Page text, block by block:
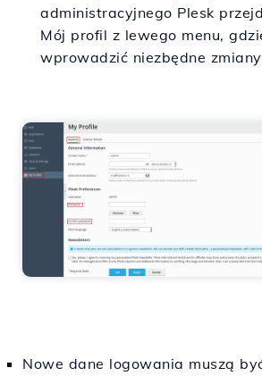
administracyjnego Plesk
Mój profil z lewego menu,
wprowadzić niezbędne
Nowe dane logowania muszą